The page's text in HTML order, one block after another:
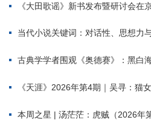
《大田歌谣》新书发布暨研讨会在
当代小说关键词：对话性、思想力
古典学学者围观《奥德赛》：黑白海伦
《天涯》2026年第4期｜吴寻：猫女
本周之星 | 汤茫茫：虎贼（2026年